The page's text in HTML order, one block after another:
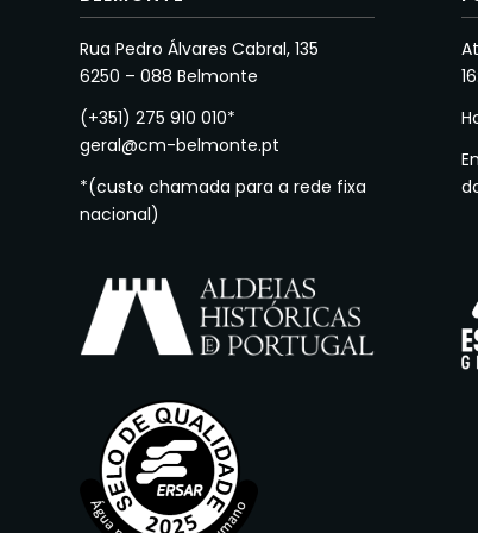
Rua Pedro Álvares Cabral, 135
6250 – 088 Belmonte
(+351) 275 910 010*
geral@cm-belmonte.pt
*(custo chamada para a rede fixa
nacional)